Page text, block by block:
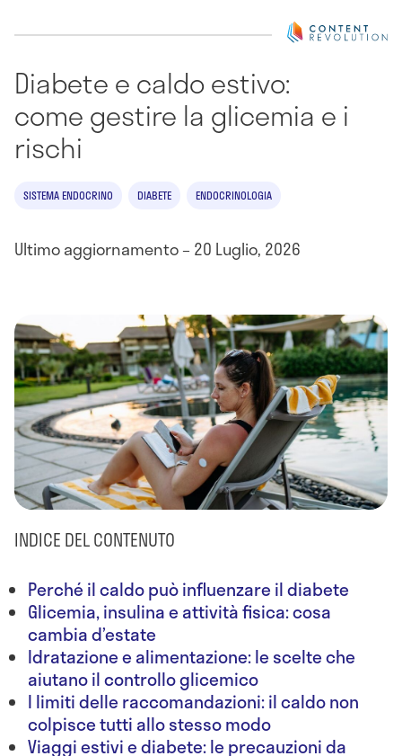
Diabete e caldo estivo:
come gestire la glicemia e i
rischi
SISTEMA ENDOCRINO DIABETE ENDOCRINOLOGIA
Ultimo aggiornamento – 20 Luglio, 2026
INDICE DEL CONTENUTO
Perché il caldo può influenzare il diabete
Glicemia, insulina e attività fisica: cosa
cambia d’estate
Idratazione e alimentazione: le scelte che
aiutano il controllo glicemico
I limiti delle raccomandazioni: il caldo non
colpisce tutti allo stesso modo
Viaggi estivi e diabete: le precauzioni da